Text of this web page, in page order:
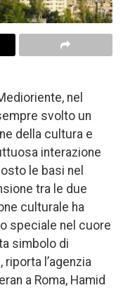
nel
svolto un
della cultura e
interazione
le basi nel
tra le due
culturale ha
speciale nel cuore
simbolo di
riporta l’agenzia
a Roma, Hamid